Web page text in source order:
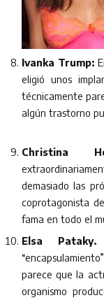
Ivanka Trump:
eligió unos
técnicamente
algún trastorno
Christina
demasiado las
coprotagonista
fama en todo el
Elsa
parece que la
organismo